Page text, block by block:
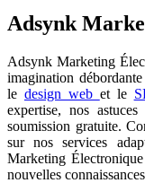
Adsynk
Adsynk Marketing
imagination
le design web et le
expertise, nos
soumission gratuite.
sur nos services
Marketing
nouvelles